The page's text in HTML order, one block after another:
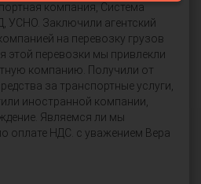
компания, Система
УСНО. Заключили агентский
на перевозку грузов
этой перевозки мы привлекли
компанию. Получили от
за транспортные услуги,
иностранной компании,
Являемся ли мы
оплате НДС. с уважением Вера